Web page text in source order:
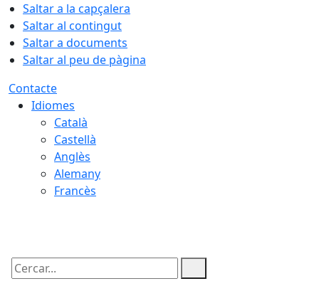
Saltar a la capçalera
Saltar al contingut
Saltar a documents
Saltar al peu de pàgina
Contacte
Idiomes
Català
Castellà
Anglès
Alemany
Francès
Cercar: